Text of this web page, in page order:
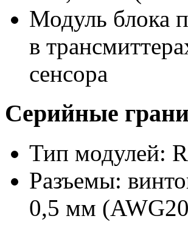
Модуль блока
в
сенсора
Серийные
Тип модулей:
Разъемы:
0,5 мм